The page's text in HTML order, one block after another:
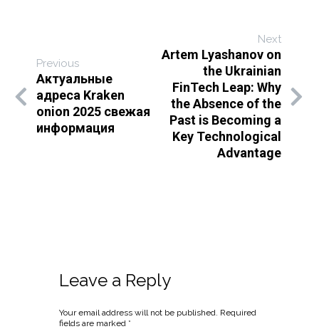
Previous
Актуальные
адреса Kraken
onion 2025 свежая
информация
Next
Artem Lyashanov on
the Ukrainian
FinTech Leap: Why
the Absence of the
Past is Becoming a
Key Technological
Advantage
Leave a Reply
Your email address will not be published. Required
fields are marked *